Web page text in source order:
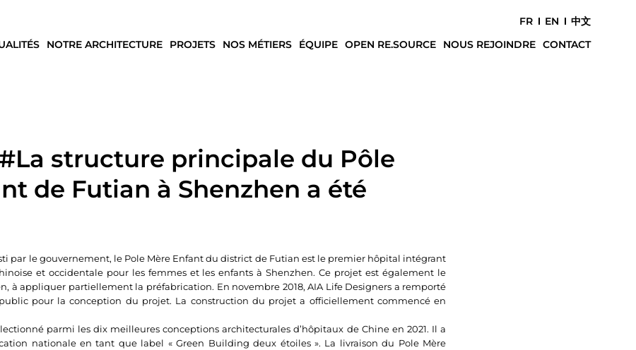
FR EN
中文
NOTRE ARCHITECTURE PROJETS NOS MÉTIERS ÉQUIPE OPEN RE.SOURCE NOUS REJOINDRE CONTACT
#La structure principale du Pôle
de Futian à Shenzhen a été
par le gouvernement, le Pole Mère Enfant du district de Futian est le premier hôpital intégrant
et occidentale pour les femmes et les enfants à Shenzhen. Ce projet est également le
à appliquer partiellement la préfabrication. En novembre 2018, AIA Life Designers a remporté
pour la conception du projet. La construction du projet a officiellement commencé en
parmi les dix meilleures conceptions architecturales d’hôpitaux de Chine en 2021. Il a
nationale en tant que label « Green Building deux étoiles ». La livraison du Pole Mère